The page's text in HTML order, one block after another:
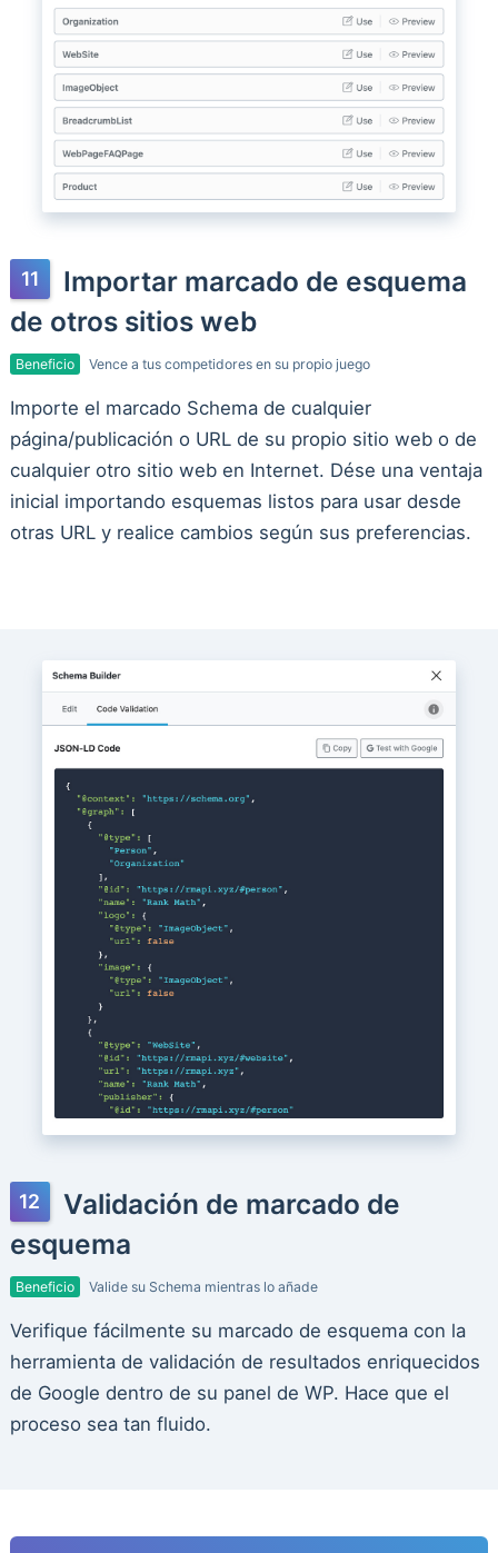
Importar marcado de esquema
de otros sitios web
Beneficio Vence a tus competidores en su propio juego
Importe el marcado Schema de cualquier
página/publicación o URL de su propio sitio web o de
cualquier otro sitio web en Internet. Dése una ventaja
inicial importando esquemas listos para usar desde
otras URL y realice cambios según sus preferencias.
Validación de marcado de
esquema
Beneficio Valide su Schema mientras lo añade
Verifique fácilmente su marcado de esquema con la
herramienta de validación de resultados enriquecidos
de Google dentro de su panel de WP. Hace que el
proceso sea tan fluido.